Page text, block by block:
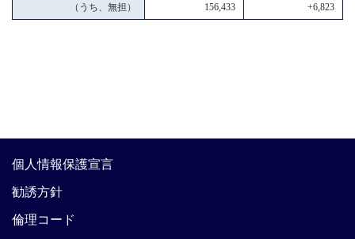
（うち、無担） 156,433 +6,823
個人情報保護宣言
勧誘方針
倫理コード